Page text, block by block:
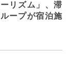
リズム」、滞
ープが宿泊施